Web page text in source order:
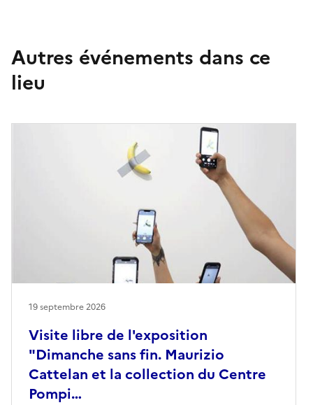
Autres événements dans ce
lieu
Visite libre de l'exposition
"Dimanche sans fin. Maurizio
Cattelan et la collection du Centre
Pompi…
19 septembre 2026